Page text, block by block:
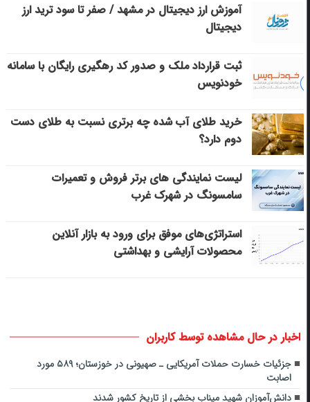
آموزش ارز دیجیتال در مشهد / صفر تا سود ترید ارز
دیجیتال
ثبت قرارداد ملک و صدور کد رهگیری رایگان با سامانه
خودنویس
خرید طلای آب شده چه برتری نسبت به طلای دست
دوم دارد؟
لیست نمایندگی های برتر فروش و تعمیرات
سامسونگ در شهرک غرب
استراتژی‌های موفق برای ورود به بازار آنلاین
محصولات آرایشی و بهداشتی
اخبار در حال مشاهده توسط کاربران
‌جزئیات خسارت حملات آمریکایی ـ صهیونی در خوزستان؛ ۵۸۹ مورد
اصابت
دانش‌آموزان شهید میناب بخشی از تاریخ کشور شدند